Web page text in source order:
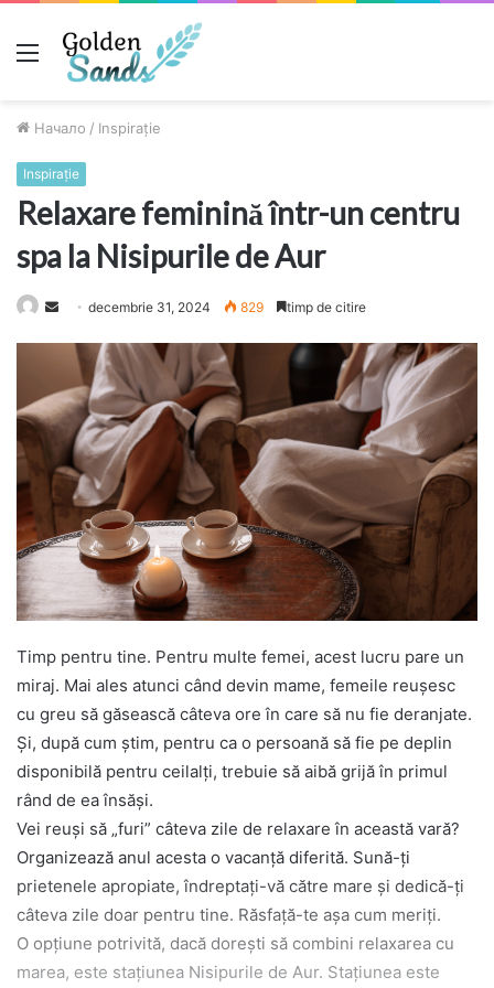
Меню
Начало / Inspiraţie
Inspiraţie
Relaxare feminină într-un centru
spa la Nisipurile de Aur
Send
email
decembrie 31, 2024 829 timp de citire
Timp pentru tine. Pentru multe femei, acest lucru pare un
miraj. Mai ales atunci când devin mame, femeile reușesc
cu greu să găsească câteva ore în care să nu fie deranjate.
Și, după cum știm, pentru ca o persoană să fie pe deplin
disponibilă pentru ceilalți, trebuie să aibă grijă în primul
rând de ea însăși.
Vei reuși să „furi” câteva zile de relaxare în această vară?
Organizează anul acesta o vacanță diferită. Sună-ți
prietenele apropiate, îndreptați-vă către mare și dedică-ți
câteva zile doar pentru tine. Răsfață-te așa cum meriți.
O opțiune potrivită, dacă dorești să combini relaxarea cu
marea, este stațiunea Nisipurile de Aur. Stațiunea este